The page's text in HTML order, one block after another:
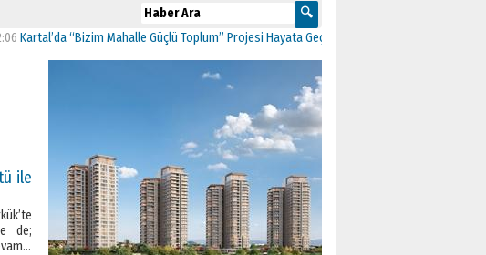
“Bizim Mahalle Güçlü Toplum” Projesi Hayata Geçti 11:41
ile
de;